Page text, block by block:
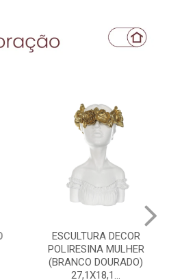
ESCULTURA DECOR
POLIRESINA MULHER
(BRANCO DOURADO)
27,1X18,1...